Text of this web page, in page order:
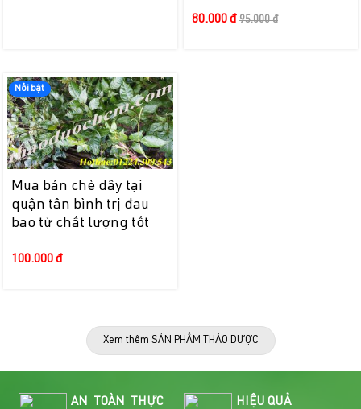
80.000 đ 95.000 đ
Nổi bật
Mua bán chè dây tại
quận tân bình trị đau
bao tử chất lượng tốt
100.000 đ
Xem thêm SẢN PHẨM THẢO DƯỢC
AN TOÀN THỰC
HIỆU QUẢ